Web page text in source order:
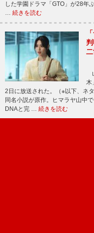
した学園ドラマ「GTO」が28年
… 続きを読む
二
木
2日に放送された。（※以下、ネ
同名小説が原作。ヒマラヤ山中
DNAと完 … 続きを読む